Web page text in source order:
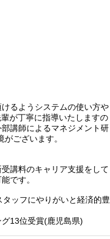
るようシステムの使い方や
が丁寧に指導いたしますの
講師によるマネジメント研
ございます。
講料のキャリア支援をして
です。
ッフにやりがいと経済的豊
13位受賞(鹿児島県)